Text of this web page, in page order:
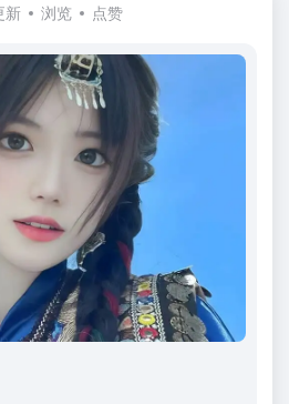
新 浏览 点赞